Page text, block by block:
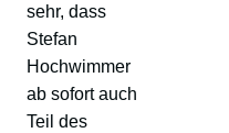
sehr, dass
Stefan
Hochwimmer
ab sofort auch
Teil des